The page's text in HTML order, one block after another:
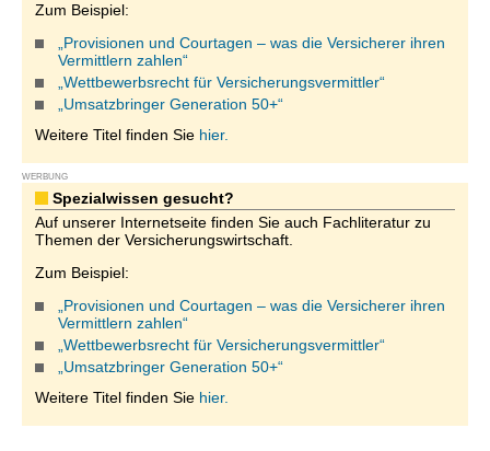
Zum Beispiel:
„Provisionen und Courtagen – was die Versicherer ihren
Vermittlern zahlen“
„Wettbewerbsrecht für Versicherungsvermittler“
„Umsatzbringer Generation 50+“
Weitere Titel finden Sie hier.
WERBUNG
Spezialwissen gesucht?
Auf unserer Internetseite finden Sie auch Fachliteratur zu
Themen der Versicherungswirtschaft.
Zum Beispiel:
„Provisionen und Courtagen – was die Versicherer ihren
Vermittlern zahlen“
„Wettbewerbsrecht für Versicherungsvermittler“
„Umsatzbringer Generation 50+“
Weitere Titel finden Sie hier.